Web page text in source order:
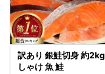
訳あり 銀鮭切身 約2kg サケ
しゃけ 魚 鮭